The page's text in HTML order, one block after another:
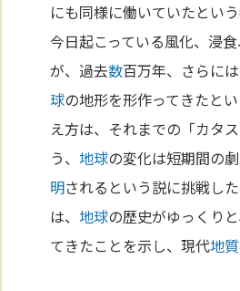
にも同様に働いていたとい
今日起こっている風化、浸
が、過去数百万年、さらには
球の地形を形作ってきたと
え方は、それまでの「カタ
う、地球の変化は短期間の
明されるという説に挑戦し
は、地球の歴史がゆっくり
てきたことを示し、現代地